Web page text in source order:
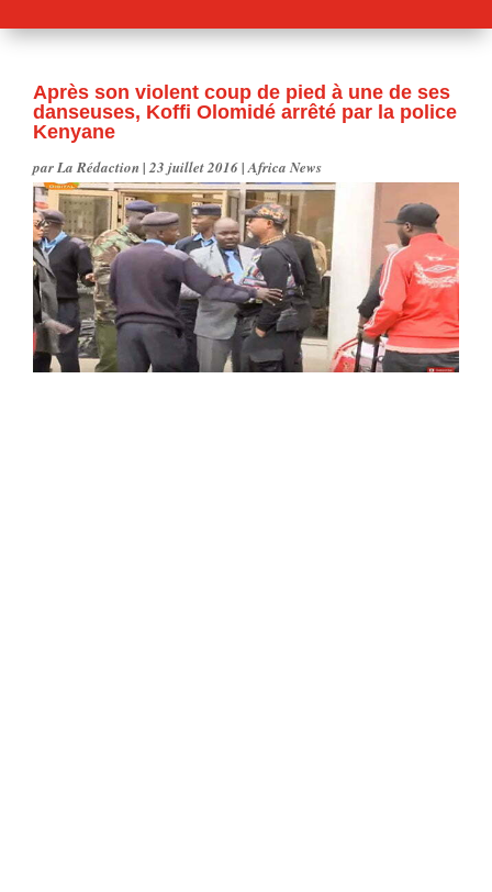
Après son violent coup de pied à une de ses
danseuses, Koffi Olomidé arrêté par la police
Kenyane
parLa Rédaction|23 juillet 2016|Africa News